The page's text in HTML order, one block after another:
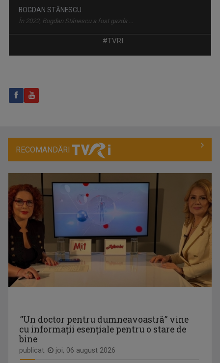
ARTICOLUL VII
Pornim de la Articolul VII al Constituţiei ...
INFO DIASPORA
Este principalul program informativ al TVR ...
BOGDAN STĂNESCU
În 2022, Bogdan Stănescu a fost gazda ...
MIHAELA CRĂCIUN
#TVRI
RECOMANDĂRI
”Un doctor pentru dumneavoastră” vine
cu informații esențiale pentru o stare de
bine
publicat: joi, 06 august 2026